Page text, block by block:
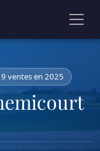
9 ventes en 2025